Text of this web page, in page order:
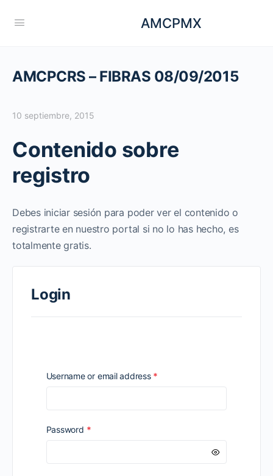
AMCPMX
AMCPCRS – FIBRAS 08/09/2015
10 septiembre, 2015
Contenido sobre
registro
Debes iniciar sesión para poder ver el contenido o
registrarte en nuestro portal si no lo has hecho, es
totalmente gratis.
Login
Username or email address *
Password *Required